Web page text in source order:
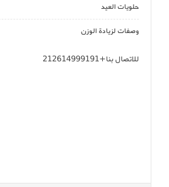
حلويات العيد
وصفات لزيادة الوزن
للاتصال بنا+212614999191